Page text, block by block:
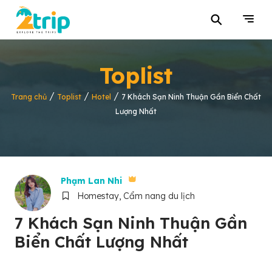
⚲
Toplist
Trang chủ / Toplist / Hotel / 7 Khách Sạn Ninh Thuận Gần Biển Chất
Lượng Nhất
Phạm Lan Nhi
Homestay, Cẩm nang du lịch
7 Khách Sạn Ninh Thuận Gần
Biển Chất Lượng Nhất